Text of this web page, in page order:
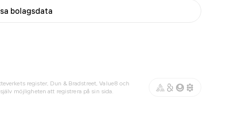
bolagsdata
register, Dun & Bradstreet, Value8 och
möjligheten att registrera på sin sida.